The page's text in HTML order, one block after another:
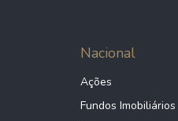
Nacional
Ações
Fundos Imobiliários